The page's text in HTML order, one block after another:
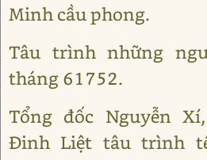
Minh cầu phong.
Tâu trình những
tháng 61752.
Tổng đốc Nguyễn
Đinh Liệt tâu trình